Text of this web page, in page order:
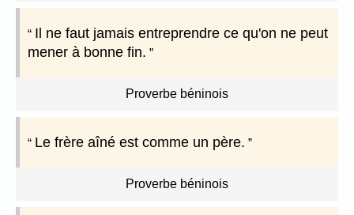
Il ne faut jamais entreprendre ce qu'on ne peut
mener à bonne fin.
Proverbe béninois
Le frère aîné est comme un père.
Proverbe béninois